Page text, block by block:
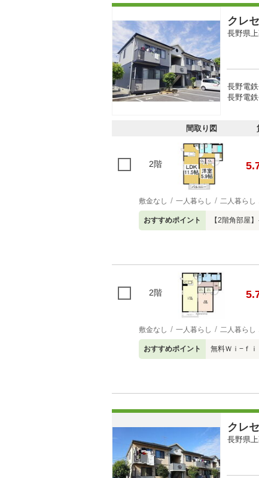
クレ
長野県
長野電
長野電
間取り図
2階
敷金なし 一人暮らし 二人暮らし
おすすめポイント 【2階角部屋
2階
敷金なし 一人暮らし 二人暮らし
おすすめポイント 無料Ｗｉ−ｆ
クレ
長野県